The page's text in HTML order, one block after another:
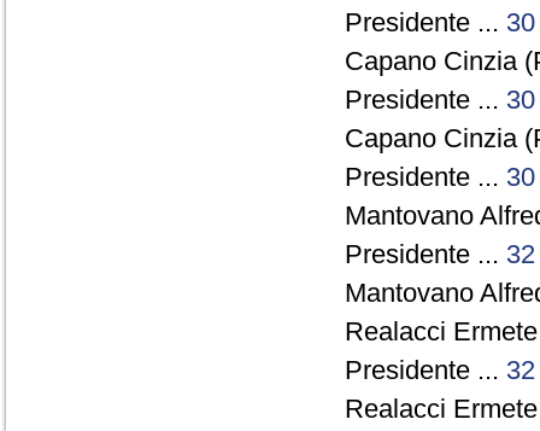
Presidente ... 30
Capano Cinzia
Presidente ... 30
Capano Cinzia
Presidente ... 30
Mantovano
Presidente ... 32
Mantovano
Realacci
Presidente ... 32
Realacci